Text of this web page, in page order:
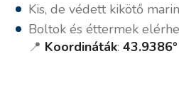
Kis, de védett kikötő
Boltok és éttermek
📍 Koordináták: